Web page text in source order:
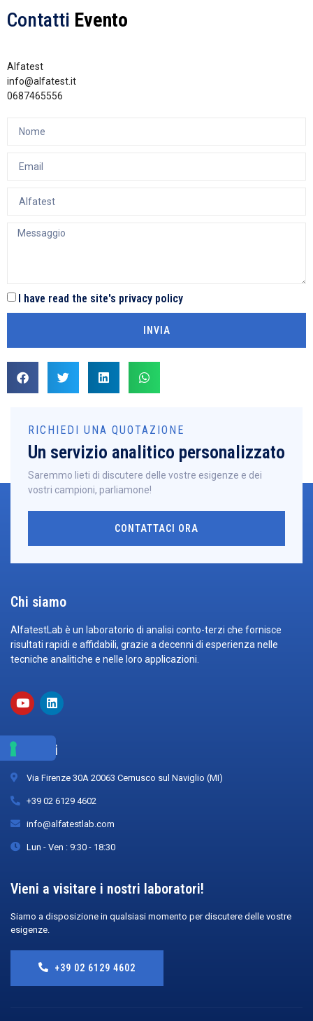
Contatti Evento
Alfatest
info@alfatest.it
0687465556
I have read the site's privacy policy
INVIA
RICHIEDI UNA QUOTAZIONE
Un servizio analitico personalizzato
Saremmo lieti di discutere delle vostre esigenze e dei
vostri campioni, parliamone!
CONTATTACI ORA
Chi siamo
AlfatestLab è un laboratorio di analisi conto-terzi che fornisce
risultati rapidi e affidabili, grazie a decenni di esperienza nelle
tecniche analitiche e nelle loro applicazioni.
Recapiti
Via Firenze 30A 20063 Cernusco sul Naviglio (MI)
+39 02 6129 4602
info@alfatestlab.com
Lun - Ven : 9:30 - 18:30
Vieni a visitare i nostri laboratori!
Siamo a disposizione in qualsiasi momento per discutere delle vostre
esigenze.
+39 02 6129 4602